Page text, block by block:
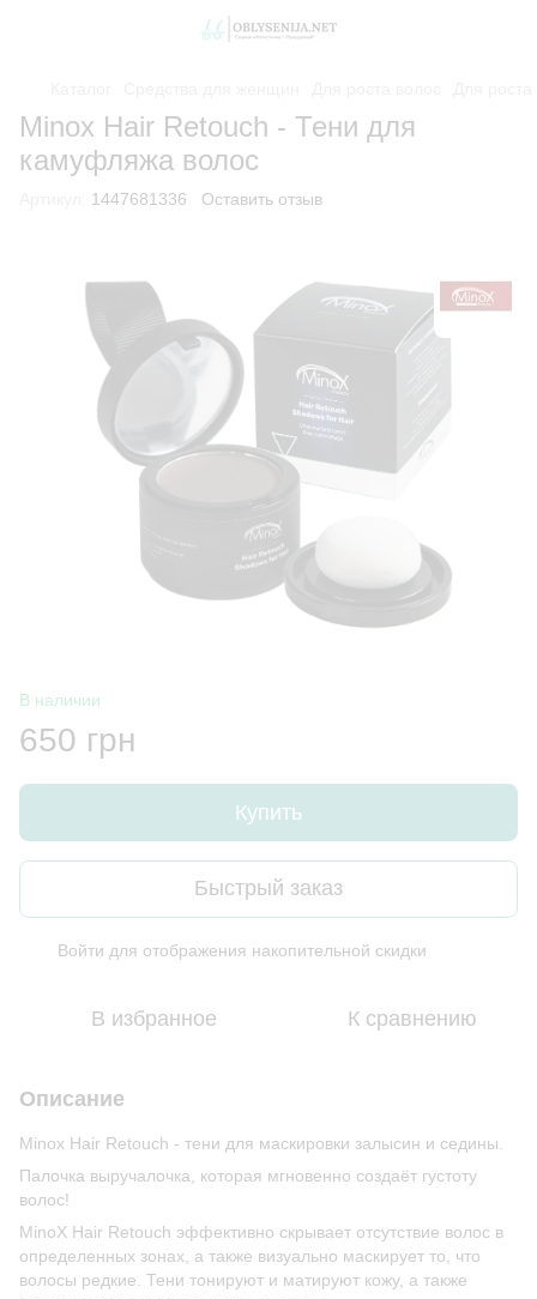
Minox Hair Retouch - Тени для
камуфляжа волос
1447681336 Оставить отзыв
В наличии
650 грн
Купить
Быстрый заказ
Войти для отображения накопительной скидки
В избранное К сравнению
Описание
Minox Hair Retouch - тени для маскировки залысин и седины.
Палочка выручалочка, которая мгновенно создаёт густоту
волос!
MinoX Hair Retouch эффективно скрывает отсутствие волос в
определенных зонах, а также визуально маскирует то, что
волосы редкие. Тени тонируют и матируют кожу, а также